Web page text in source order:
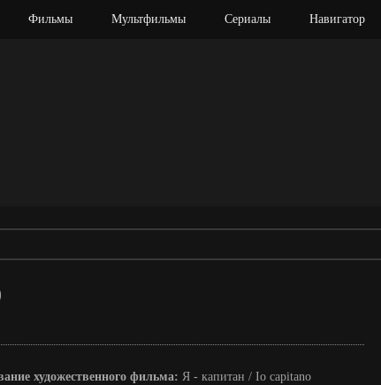
Фильмы Мультфильмы Сериалы Навигатор
художественного фильма: Я - капитан / Io capitano